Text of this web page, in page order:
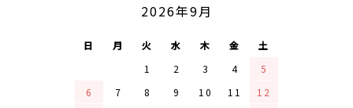
2026年9月
日 月 火 水 木 金
土
1
2 3 4
5
6
7 8 9 10 11
12